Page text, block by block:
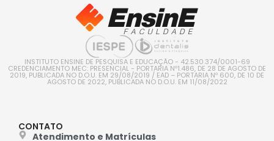
INSTITUTO ENSINE DE PESQUISA E EDUCAÇÃO - 42.530.374/0001-69
CREDENCIAMENTO MEC: PRESENCIAL - PORTARIA Nº1.486, DE 28 DE AGOSTO DE
2019, PUBLICADA NO D.O.U. EM 29/08/2019 / EAD – PORTARIA Nº 600, DE 10 DE
AGOSTO DE 2022, PUBLICADA NO D.O.U. EM 11/08/2022
CONTATO
Atendimento e Matrículas